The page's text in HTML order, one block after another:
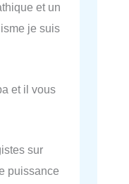
et un
je suis
et il vous
sur
puissance